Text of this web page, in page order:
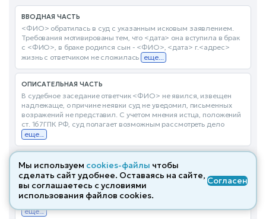
ВВОДНАЯ ЧАСТЬ
<ФИО> обратилась в суд с указанным исковым заявлением.
Требования мотивированы тем, что <дата> она вступила в брак
с <ФИО>, в браке родился сын - <ФИО>, <дата> г.<адрес>
жизнь с ответчиком не сложилась еще...
ОПИСАТЕЛЬНАЯ ЧАСТЬ
В судебное заседание ответчик <ФИО> не явился, извещен
надлежаще, о причине неявки суд не уведомил, письменных
возражений не представил. С учетом мнения истца, положений
ст. 167ГПК РФ, суд полагает возможным рассмотреть дело
еще...
МОТИВИРОВОЧНАЯ ЧАСТЬ
Заслушав истца, исследовав материалы дела, суд считает
исковые требования обоснованными и подлежащими
удовлетворению по следующим основаниям. При определении
размера подлежащих взысканию с ответчика алиментов, суд
еще...
Мы используем cookies-файлы чтобы
сделать сайт удобнее. Оставаясь на сайте,
вы соглашаетесь с условиями
использования файлов cооkies.
Согласен